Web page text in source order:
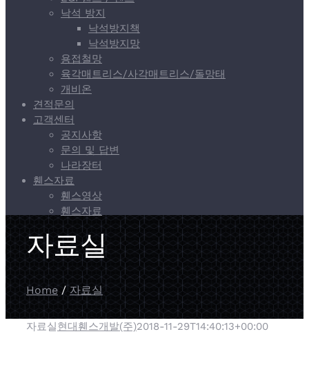
낙석 방지
낙석방지책
낙석방지망
용접철망
육각매트리스/사각매트리스/돌망태
개비온
견적문의
고객센터
공지사항
문의 및 답변
나라장터
휀스자료
휀스영상
휀스자료
자료실
Home/자료실
자료실현대휀스개발(주)2018-11-29T14:40:13+00:00